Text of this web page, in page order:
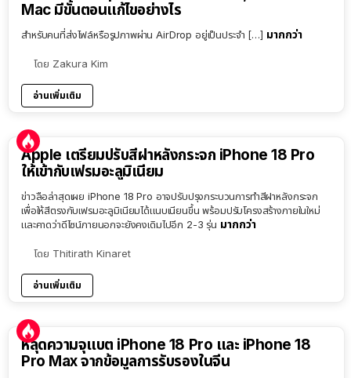
Mac มีขั้นตอนแก้ไขอย่างไร
สำหรับคนที่ส่งไฟล์หรือรูปภาพผ่าน AirDrop อยู่เป็นประจำ […] มากกว่า
โดย Zakura Kim
อ่านเพิ่มเติม
Apple เตรียมปรับสีฝาหลังกระจก iPhone 18 Pro
ให้เข้ากับเฟรมอะลูมิเนียม
ข่าวลือล่าสุดเผย iPhone 18 Pro อาจปรับปรุงกระบวนการทำสีฝาหลังกระจก
เพื่อให้สีตรงกับเฟรมอะลูมิเนียมได้แนบเนียนขึ้น พร้อมปรับโครงสร้างภายในใหม่
และคาดว่าดีไซน์ภายนอกจะยังคงเดิมไปอีก 2-3 รุ่น มากกว่า
โดย Thitirath Kinaret
อ่านเพิ่มเติม
หลุดความจุแบต iPhone 18 Pro และ iPhone 18
Pro Max จากข้อมูลการรับรองในจีน